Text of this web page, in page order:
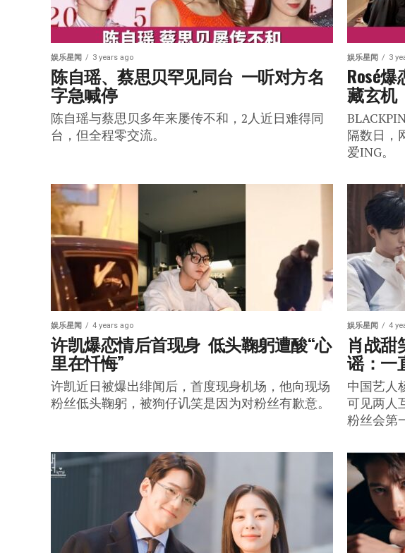
娱乐星闻 3 years ago
陈自瑶、蔡思贝罕见同台  一听对方名
字急喊停
陈自瑶与蔡思贝多年来屡传不和，2人近日难得同
台，但全程零交流。
娱乐星闻 3
Rosé
藏玄机
隔数日，
爱ING。
娱乐星闻 4 years ago
许凯爆恋情后首现身  低头鞠躬遭酸“心
里在忏悔”
许凯近日被爆出绯闻后，首度现身机场，他向现场
粉丝低头鞠躬，被狗仔讥笑是因为对粉丝有歉意。
娱乐星闻 4
肖战甜
谣：一
中国艺人
可见两人
粉丝会第